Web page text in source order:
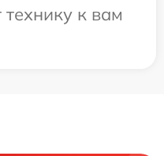
технику к вам